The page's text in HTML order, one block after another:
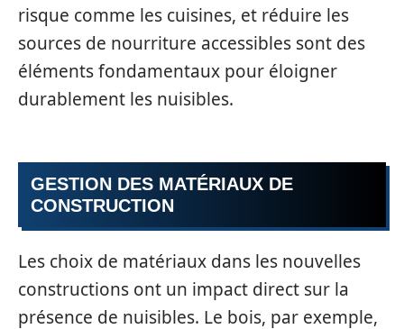
risque comme les cuisines, et réduire les
sources de nourriture accessibles sont des
éléments fondamentaux pour éloigner
durablement les nuisibles.
GESTION DES MATÉRIAUX DE
CONSTRUCTION
Les choix de matériaux dans les nouvelles
constructions ont un impact direct sur la
présence de nuisibles. Le bois, par exemple,